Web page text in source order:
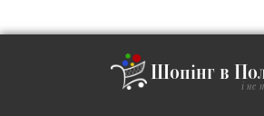
Шопінг в
і не